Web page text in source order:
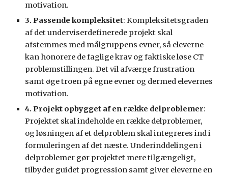
motivation.
3. Passende kompleksitet: Kompleksitetsgraden
af det underviserdefinerede projekt skal
afstemmes med målgruppens evner, så eleverne
kan honorere de faglige krav og faktiske løse CT
problemstillingen. Det vil afværge frustration
samt øge troen på egne evner og dermed elevernes
motivation.
4. Projekt opbygget af en række delproblemer:
Projektet skal indeholde en række delproblemer,
og løsningen af et delproblem skal integreres ind i
formuleringen af det næste. Underinddelingen i
delproblemer gør projektet mere tilgængeligt,
tilbyder guidet progression samt giver eleverne en